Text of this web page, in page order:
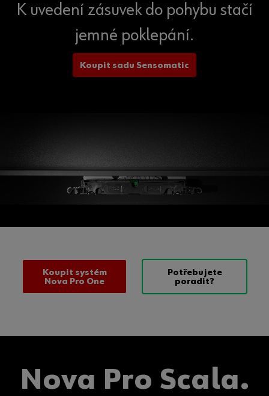
K uvedení zásuvek do pohybu stačí
jemné poklepání.
Koupit sadu Sensomatic
Koupit systém
Nova Pro One
Potřebujete
poradit?
Nova Pro Scala.